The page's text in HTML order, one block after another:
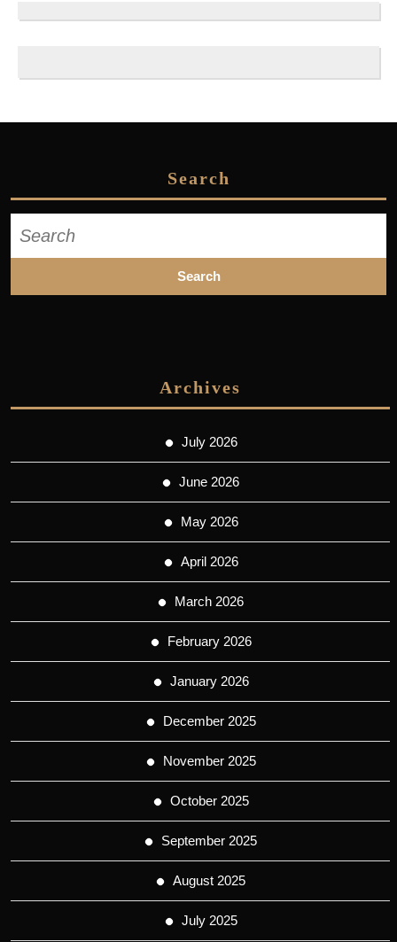
Search
for:
Archives
July 2026
June 2026
May 2026
April 2026
March 2026
February 2026
January 2026
December 2025
November 2025
October 2025
September 2025
August 2025
July 2025